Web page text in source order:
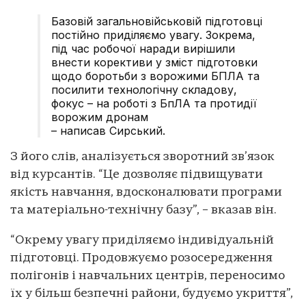
Базовій загальновійськовій підготовці
постійно приділяємо увагу. Зокрема,
під час робочої наради вирішили
внести корективи у зміст підготовки
щодо боротьби з ворожими БПЛА та
посилити технологічну складову,
фокус – на роботі з БпЛА та протидії
ворожим дронам
– написав Сирський.
З його слів, аналізується зворотний зв’язок
від курсантів. “Це дозволяє підвищувати
якість навчання, вдосконалювати програми
та матеріально-технічну базу”, – вказав він.
“Окрему увагу приділяємо індивідуальній
підготовці. Продовжуємо розосередження
полігонів і навчальних центрів, переносимо
їх у більш безпечні райони, будуємо укриття”,